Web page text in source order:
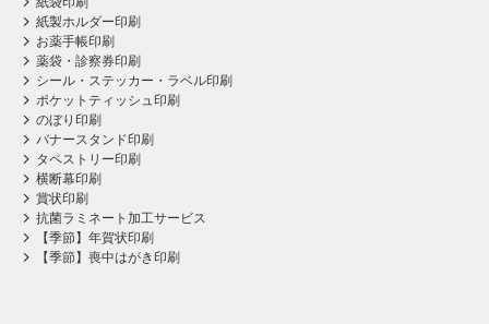
紙製ホルダー印刷
お薬手帳印刷
薬袋・診察券印刷
シール・ステッカー・ラベル印刷
ポケットティッシュ印刷
のぼり印刷
バナースタンド印刷
タペストリー印刷
横断幕印刷
賞状印刷
抗菌ラミネート加工サービス
【季節】年賀状印刷
【季節】喪中はがき印刷